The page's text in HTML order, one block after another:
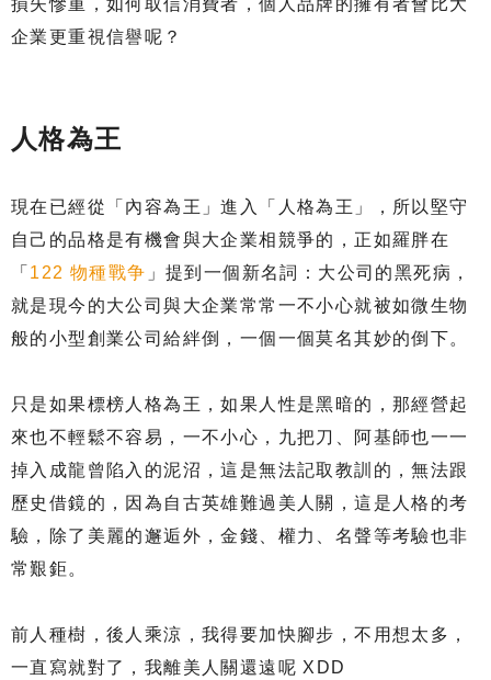
企業更重視信譽呢？
人格為王
現在已經從「內容為王」進入「人格為王」，所以堅守
自己的品格是有機會與大企業相競爭的，正如羅胖在
「 122 物種戰争 」提到一個新名詞：大公司的黑死病，
就是現今的大公司與大企業常常一不小心就被如微生物
般的小型創業公司給絆倒，一個一個莫名其妙的倒下。
只是如果標榜人格為王，如果人性是黑暗的，那經營起
來也不輕鬆不容易，一不小心，九把刀、阿基師也一一
掉入成龍曾陷入的泥沼，這是無法記取教訓的，無法跟
歷史借鏡的，因為自古英雄難過美人關，這是人格的考
驗，除了美麗的邂逅外，金錢、權力、名聲等考驗也非
常艱鉅。
前人種樹，後人乘涼，我得要加快腳步，不用想太多，
一直寫就對了，我離美人關還遠呢 XDD